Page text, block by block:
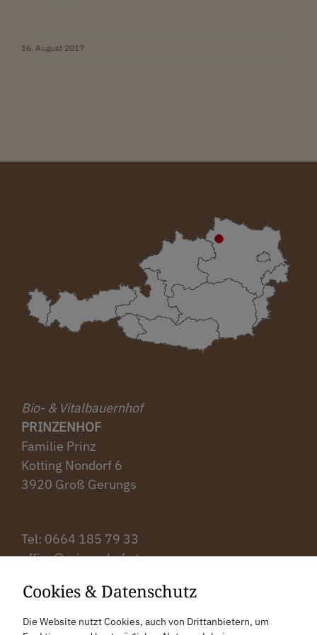
16. August 2017
Bio- & Vitalbauernhof
PRINZENHOF
Familie Prinz
Kotting Nondorf 6
3920 Groß Gerungs
Tel: ‭0664 185 79 33‬
office@prinzenhof.at
Cookies & Datenschutz
Die Website nutzt Cookies, auch von Drittanbietern, um